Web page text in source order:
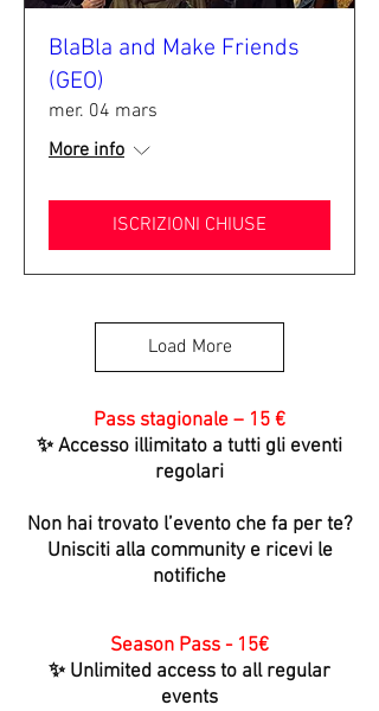
BlaBla and Make Friends
(GEO)
mer. 04 mars
More info
ISCRIZIONI CHIUSE
Load More
Pass stagionale – 15 €
✨ Accesso illimitato a tutti gli eventi
regolari
Non hai trovato l’evento che fa per te?
Unisciti alla community e ricevi le
notifiche
Season Pass - 15€
✨ Unlimited access to all regular
events